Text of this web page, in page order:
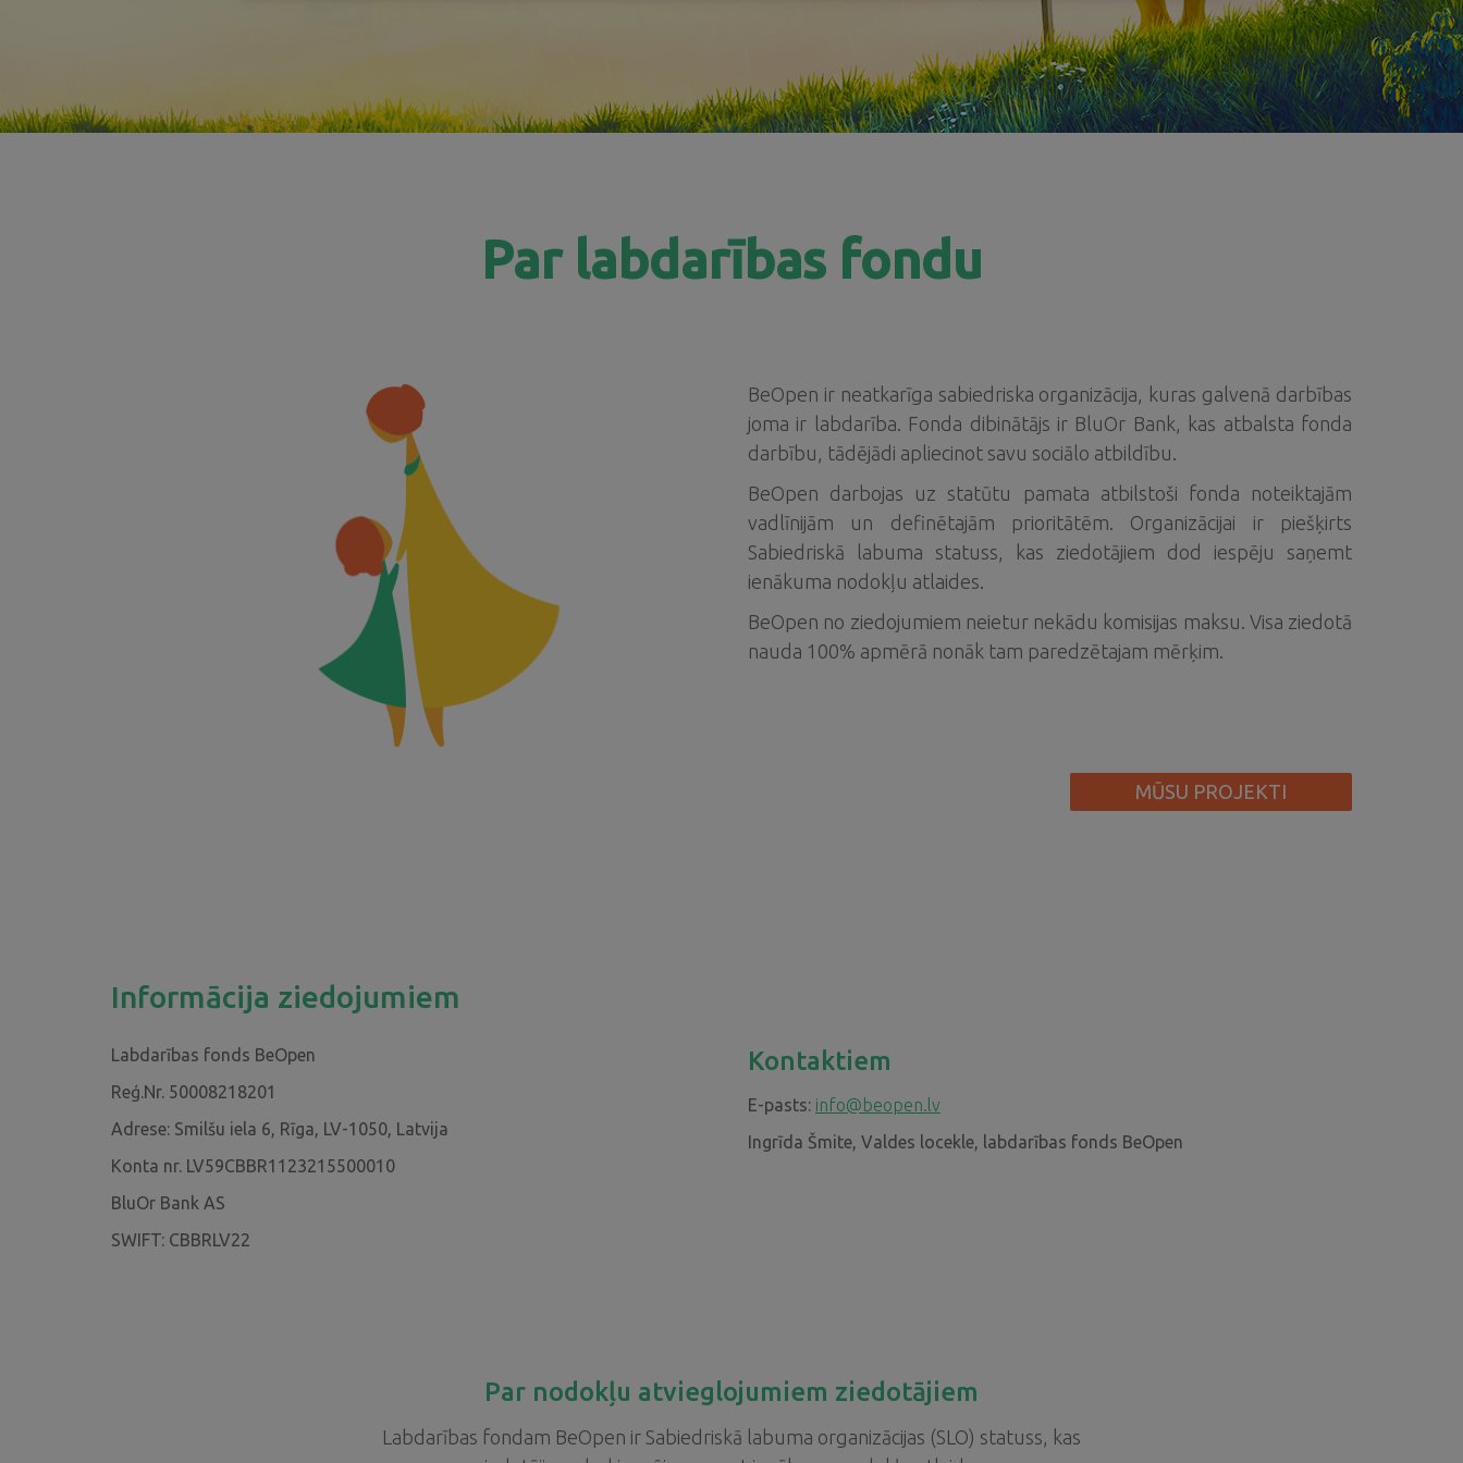
Par labdarības fondu
BeOpen ir neatkarīga sabiedriska organizācija, kuras galvenā darbības
joma ir labdarība. Fonda dibinātājs ir BluOr Bank, kas atbalsta fonda
darbību, tādējādi apliecinot savu sociālo atbildību.
BeOpen darbojas uz statūtu pamata atbilstoši fonda noteiktajām
vadlīnijām un definētajām prioritātēm. Organizācijai ir piešķirts
Sabiedriskā labuma statuss, kas ziedotājiem dod iespēju saņemt
ienākuma nodokļu atlaides.
BeOpen no ziedojumiem neietur nekādu komisijas maksu. Visa ziedotā
nauda 100% apmērā nonāk tam paredzētajam mērķim.
MŪSU PROJEKTI
Informācija ziedojumiem
Labdarības fonds BeOpen
Reģ.Nr. 50008218201
Adrese: Smilšu iela 6, Rīga, LV-1050, Latvija
Konta nr. LV59CBBR1123215500010
BluOr Bank AS
SWIFT: CBBRLV22
Kontaktiem
E-pasts: info@beopen.lv
Ingrīda Šmite, Valdes locekle, labdarības fonds BeOpen
Par nodokļu atvieglojumiem ziedotājiem
Labdarības fondam BeOpen ir Sabiedriskā labuma organizācijas (SLO) statuss, kas